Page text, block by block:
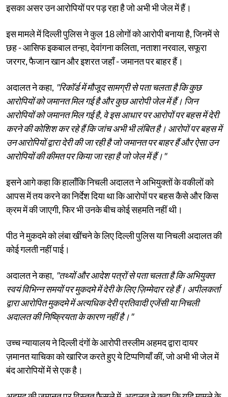
इसका असर उन आरोपियों पर पड़ रहा है जो अभी भी जेल में हैं।
इस मामले में दिल्ली पुलिस ने कुल 18 लोगों को आरोपी बनाया है, जिनमें से
छह - आसिफ इकबाल तन्हा, देवांगना कलिता, नताशा नरवाल, सफूरा
जरगर, फैजान खान और इशरत जहाँ - जमानत पर बाहर हैं।
अदालत ने कहा, "रिकॉर्ड में मौजूद सामग्री से पता चलता है कि कुछ
आरोपियों को जमानत मिल गई है और कुछ आरोपी जेल में हैं। जिन
आरोपियों को जमानत मिल गई है, वे इस आधार पर आरोपों पर बहस में देरी
करने की कोशिश कर रहे हैं कि जांच अभी भी लंबित है। आरोपों पर बहस में
उन आरोपियों द्वारा देरी की जा रही है जो जमानत पर बाहर हैं और ऐसा उन
आरोपियों की कीमत पर किया जा रहा है जो जेल में हैं।"
इसने आगे कहा कि हालाँकि निचली अदालत ने अभियुक्तों के वकीलों को
आपस में तय करने का निर्देश दिया था कि आरोपों पर बहस कैसे और किस
क्रम में की जाएगी, फिर भी उनके बीच कोई सहमति नहीं थी।
पीठ ने मुकदमे को लंबा खींचने के लिए दिल्ली पुलिस या निचली अदालत की
कोई गलती नहीं पाई।
अदालत ने कहा, "तथ्यों और आदेश पत्रों से पता चलता है कि अभियुक्त
स्वयं विभिन्न समयों पर मुकदमे में देरी के लिए ज़िम्मेदार रहे हैं। अपीलकर्ता
द्वारा आरोपित मुकदमे में अत्यधिक देरी प्रतिवादी एजेंसी या निचली
अदालत की निष्क्रियता के कारण नहीं है।"
उच्च न्यायालय ने दिल्ली दंगों के आरोपी तस्लीम अहमद द्वारा दायर
ज़मानत याचिका को खारिज करते हुए ये टिप्पणियाँ कीं, जो अभी भी जेल में
बंद आरोपियों में से एक है।